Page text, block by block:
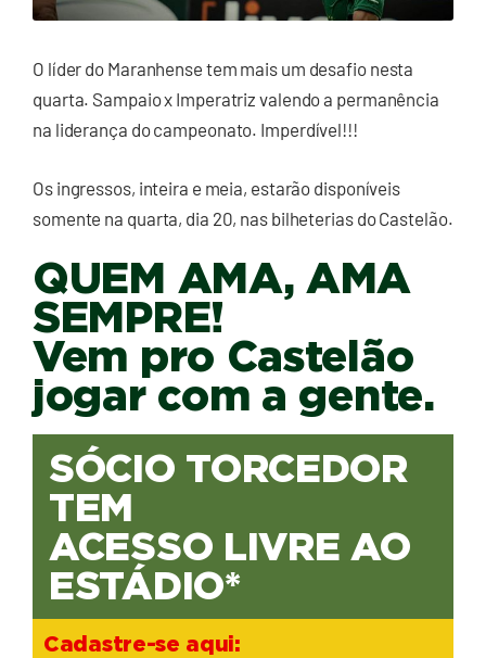
O líder do Maranhense tem mais um desafio nesta
quarta. Sampaio x Imperatriz valendo a permanência
na liderança do campeonato. Imperdível!!!
Os ingressos, inteira e meia, estarão disponíveis
somente na quarta, dia 20, nas bilheterias do Castelão.
QUEM AMA, AMA
SEMPRE!
Vem pro Castelão
jogar com a gente.
SÓCIO TORCEDOR
TEM
ACESSO LIVRE AO
ESTÁDIO*
Cadastre-se aqui: